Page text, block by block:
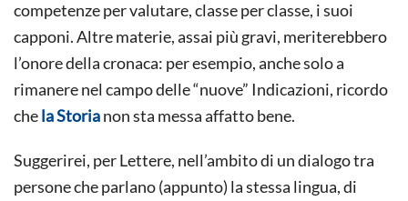
competenze per valutare, classe per classe, i suoi
capponi. Altre materie, assai più gravi, meriterebbero
l’onore della cronaca: per esempio, anche solo a
rimanere nel campo delle “nuove” Indicazioni, ricordo
chela Storianon sta messa affatto bene.
Suggerirei, per Lettere, nell’ambito di un dialogo tra
persone che parlano (appunto) la stessa lingua, di